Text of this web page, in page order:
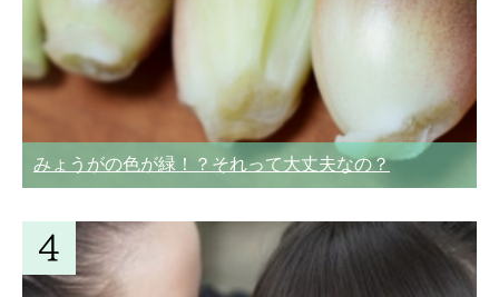
みょうがの色が緑！？それって大丈夫なの？